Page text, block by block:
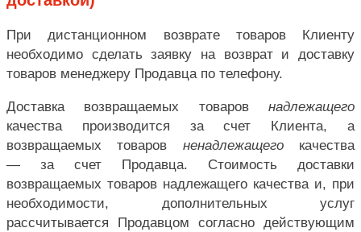
При дистанционном возврате товаров Клиенту
необходимо сделать заявку на возврат и доставку
товаров менеджеру Продавца по телефону.
Доставка возвращаемых товаров надлежащего
качества производится за счет Клиента, а
возвращаемых товаров ненадлежащегокачества
— за счет Продавца. Стоимость доставки
возвращаемых товаров надлежащего качества и, при
необходимости, дополнительных услуг
рассчитывается Продавцом согласно действующим